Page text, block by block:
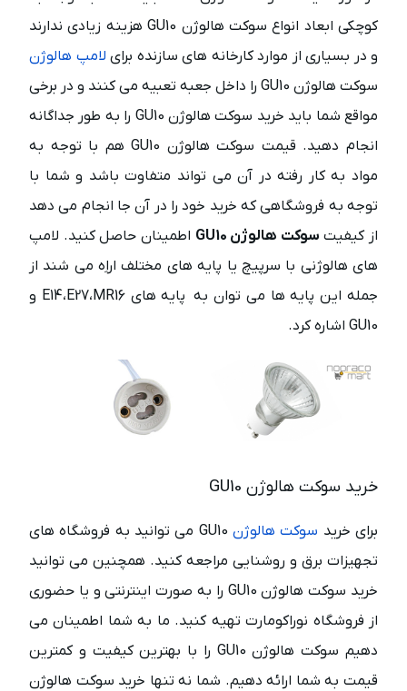
کوچکی ابعاد انواع سوکت هالوژن GU10 هزینه زیادی ندارند
و در بسیاری از موارد کارخانه های سازنده برای لامپ هالوژن
سوکت هالوژن GU10 را داخل جعبه تعبیه می کنند و در برخی
مواقع شما باید خرید سوکت هالوژن GU10 را به طور جداگانه
انجام دهید. قیمت سوکت هالوژن GU10 هم با توجه به
مواد به کار رفته در آن می تواند متفاوت باشد و شما با
توجه به فروشگاهی که خرید خود را در آن جا انجام می دهد
از کیفیت سوکت هالوژن GU10
اطمینان حاصل کنید. لامپ
های هالوژنی با سرپیچ یا پایه های مختلف اراِه می شند از
جمله این پایه ها می توان به پایه های E14،E27،MR16 و
GU10 اشاره کرد.
خرید سوکت هالوژن GU10
برای خرید سوکت هالوژن
GU10 می توانید به فروشگاه های
تجهیزات برق و روشنایی مراجعه کنید. همچنین می توانید
خرید سوکت هالوژن GU10 را به صورت اینترنتی و یا حضوری
از فروشگاه نوراکومارت تهیه کنید. ما به شما اطمینان می
دهیم سوکت هالوژن GU10 را با بهترین کیفیت و کمترین
قیمت به شما ارائه دهیم. شما نه تنها خرید سوکت هالوژن